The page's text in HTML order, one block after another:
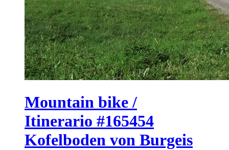
Mountain bike /
Itinerario #165454
Kofelboden von Burgeis